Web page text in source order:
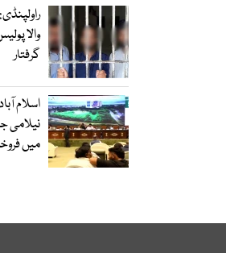
والا
گرفتار
اسلام
میں